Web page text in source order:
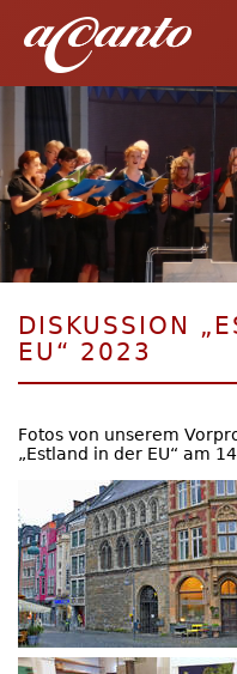
DISKUSSION
EU“ 2023
Fotos von unserem
„Estland in der EU“ am